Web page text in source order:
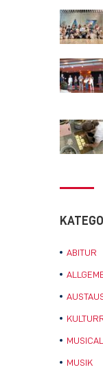
ABITUR
MUSICAL
MUSIK